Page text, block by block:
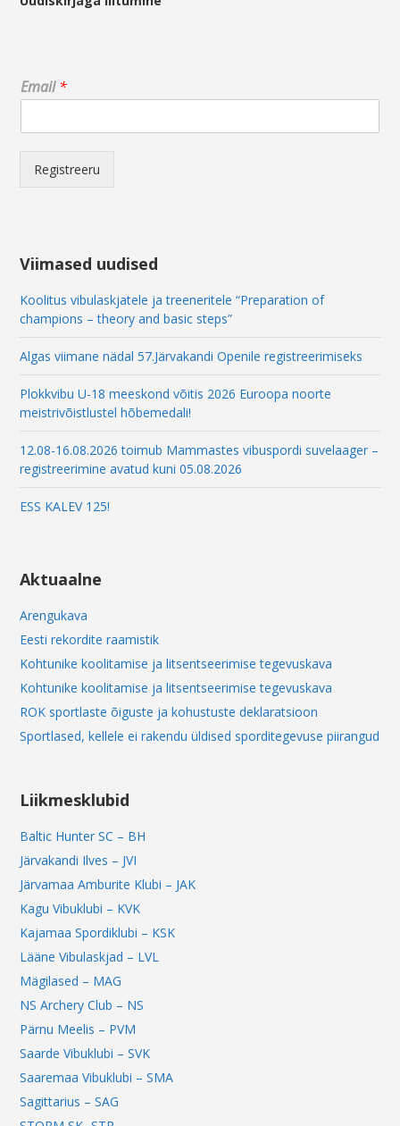
E
m
i
Email*
Registreeru
Viimased uudised
Koolitus vibulaskjatele ja treeneritele “Preparation of
champions – theory and basic steps”
Algas viimane nädal 57.Järvakandi Openile registreerimiseks
Plokkvibu U-18 meeskond võitis 2026 Euroopa noorte
meistrivõistlustel hõbemedali!
12.08-16.08.2026 toimub Mammastes vibuspordi suvelaager –
registreerimine avatud kuni 05.08.2026
ESS KALEV 125!
Aktuaalne
Arengukava
Eesti rekordite raamistik
Kohtunike koolitamise ja litsentseerimise tegevuskava
Kohtunike koolitamise ja litsentseerimise tegevuskava
ROK sportlaste õiguste ja kohustuste deklaratsioon
Sportlased, kellele ei rakendu üldised sporditegevuse piirangud
Liikmesklubid
Baltic Hunter SC – BH
Järvakandi Ilves – JVI
Järvamaa Amburite Klubi – JAK
Kagu Vibuklubi – KVK
Kajamaa Spordiklubi – KSK
Lääne Vibulaskjad – LVL
Mägilased – MAG
NS Archery Club – NS
Pärnu Meelis – PVM
Saarde Vibuklubi – SVK
Saaremaa Vibuklubi – SMA
Sagittarius – SAG